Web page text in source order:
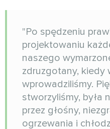
"Po spędzeniu
projektowaniu
naszego
zdruzgotany, kiedy
wprowadziliśmy.
stworzyliśmy, była
przez głośny,
ogrzewania i